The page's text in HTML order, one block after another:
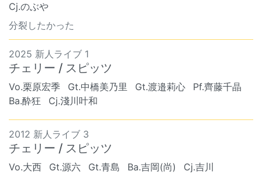
Cj.のぶや
分裂したかった
2025 新人ライブ 1
チェリー / スピッツ
Vo.栗原宏季 Gt.中橋美乃里 Gt.渡邉莉心
Pf.齊藤千晶
Ba.酔狂
Cj.淺川叶和
2012 新人ライブ 3
チェリー / スピッツ
Vo.大西 Gt.源六 Gt.青島 Ba.吉岡(尚) Cj.吉川